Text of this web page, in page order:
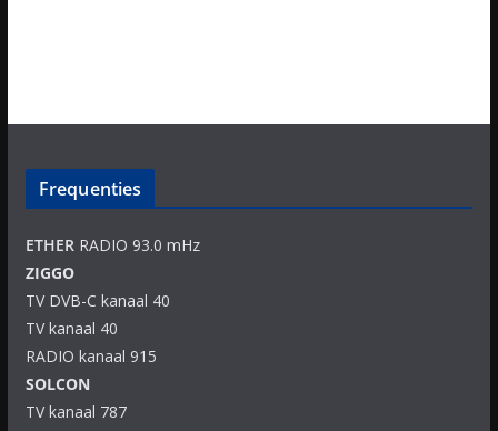
Frequenties
ETHERRADIO 93.0 mHz
ZIGGO
TV DVB-C kanaal 40
TV kanaal 40
RADIO kanaal 915
SOLCON
TV kanaal 787